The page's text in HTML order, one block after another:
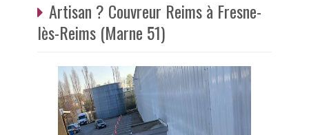
Artisan ? Couvreur Reims à Fresne-
lès-Reims (Marne 51)